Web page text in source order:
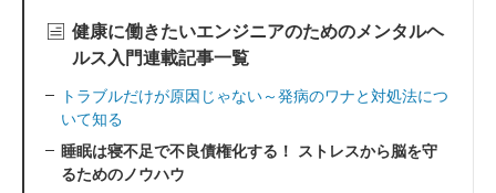
健康に働きたいエンジニアのためのメンタルヘ
ルス入門連載記事一覧
トラブルだけが原因じゃない～発病のワナと対処法につ
いて知る
睡眠は寝不足で不良債権化する！ ストレスから脳を守
るためのノウハウ